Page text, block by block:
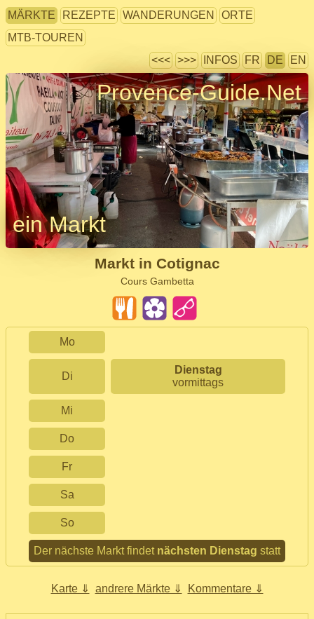
MÄRKTE REZEPTE WANDERUNGEN
ORTE
MTB-TOUREN
<<< >>> INFOS FR DE EN
Provence-Guide.Net
ein Markt
Markt in Cotignac
Cours Gambetta
Mo
Di
Dienstag
vormittags
Mi
Do
Fr
Sa
So
Der nächste Markt findet nächsten Dienstag statt
Karte ⇓ andrere Märkte ⇓ Kommentare ⇓